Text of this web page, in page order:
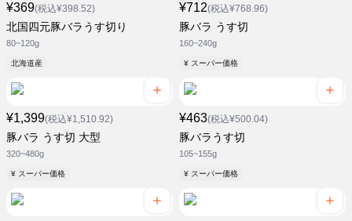
¥369(税込¥398.52)
北国四元豚バラうす切り
80~120g
北海道産
¥712(税込¥768.96)
豚バラ うす切
160~240g
¥ スーパー価格
¥1,399(税込¥1,510.92)
豚バラ うす切 大型
320~480g
¥ スーパー価格
¥463(税込¥500.04)
豚バラうす切
105~155g
¥ スーパー価格